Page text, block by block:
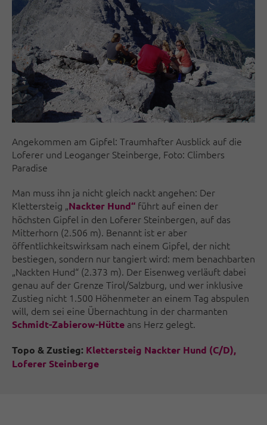
Angekommen am Gipfel: Traumhafter Ausblick auf die
Loferer und Leoganger Steinberge, Foto: Climbers
Paradise
Man muss ihn ja nicht gleich nackt angehen: Der
Klettersteig „Nackter Hund“ führt auf einen der
höchsten Gipfel in den Loferer Steinbergen, auf das
Mitterhorn (2.506 m). Benannt ist er aber
öffentlichkeitswirksam nach einem Gipfel, der nicht
bestiegen, sondern nur tangiert wird: mem benachbarten
„Nackten Hund“ (2.373 m). Der Eisenweg verläuft dabei
genau auf der Grenze Tirol/Salzburg, und wer inklusive
Zustieg nicht 1.500 Höhenmeter an einem Tag abspulen
will, dem sei eine Übernachtung in der charmanten
Schmidt-Zabierow-Hütte ans Herz gelegt.
Topo & Zustieg: Klettersteig Nackter Hund (C/D),
Loferer Steinberge